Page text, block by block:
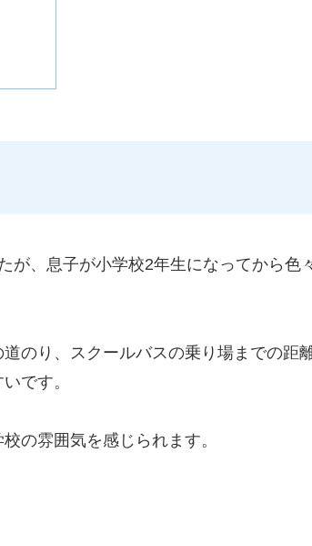
が、息子が小学校2年生になってから色
のり、スクールバスの乗り場までの距
です。
の雰囲気を感じられます。